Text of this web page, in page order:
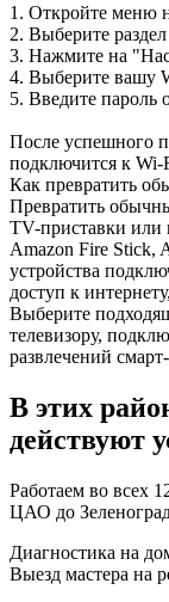
1. Откройте меню
2. Выберите
3. Нажмите на
4. Выберите вашу
5. Введите пароль
После успешного
подключится к
Как превратить
Превратить
TV-приставки или
Amazon Fire
устройства
доступ к
Выберите
телевизору,
развлечений
В этих
действуют
Работаем во всех
ЦАО до
Диагностика на
Выезд мастера на